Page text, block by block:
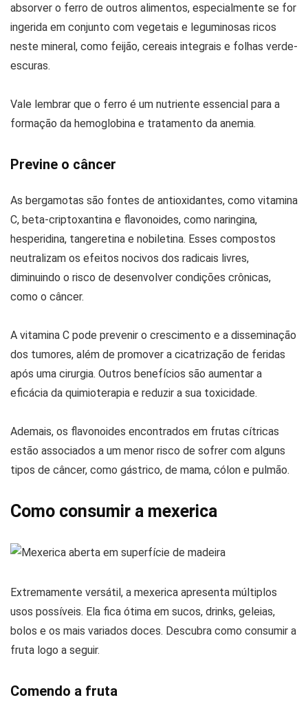
absorver o ferro de outros alimentos, especialmente se for
ingerida em conjunto com vegetais e leguminosas ricos
neste mineral, como feijão, cereais integrais e folhas verde-
escuras.
Vale lembrar que o ferro é um nutriente essencial para a
formação da hemoglobina e tratamento da anemia.
Previne o câncer
As bergamotas são fontes de antioxidantes, como vitamina
C, beta-criptoxantina e flavonoides, como naringina,
hesperidina, tangeretina e nobiletina. Esses compostos
neutralizam os efeitos nocivos dos radicais livres,
diminuindo o risco de desenvolver condições crônicas,
como o câncer.
A vitamina C pode prevenir o crescimento e a disseminação
dos tumores, além de promover a cicatrização de feridas
após uma cirurgia. Outros benefícios são aumentar a
eficácia da quimioterapia e reduzir a sua toxicidade.
Ademais, os flavonoides encontrados em frutas cítricas
estão associados a um menor risco de sofrer com alguns
tipos de câncer, como gástrico, de mama, cólon e pulmão.
Como consumir a mexerica
Extremamente versátil, a mexerica apresenta múltiplos
usos possíveis. Ela fica ótima em sucos, drinks, geleias,
bolos e os mais variados doces. Descubra como consumir a
fruta logo a seguir.
Comendo a fruta